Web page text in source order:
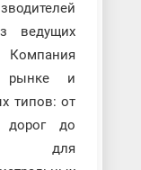
ведущих
рынке и
типов: от
дорог до
для